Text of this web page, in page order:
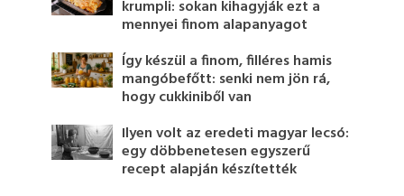
krumpli: sokan kihagyják ezt a
mennyei finom alapanyagot
Így készül a finom, filléres hamis
mangóbefőtt: senki nem jön rá,
hogy cukkiniből van
Ilyen volt az eredeti magyar lecsó:
egy döbbenetesen egyszerű
recept alapján készítették